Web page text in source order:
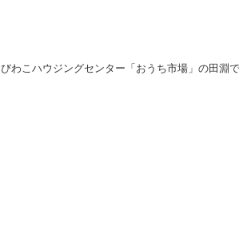
びわこハウジングセンター「おうち市場」の田淵で